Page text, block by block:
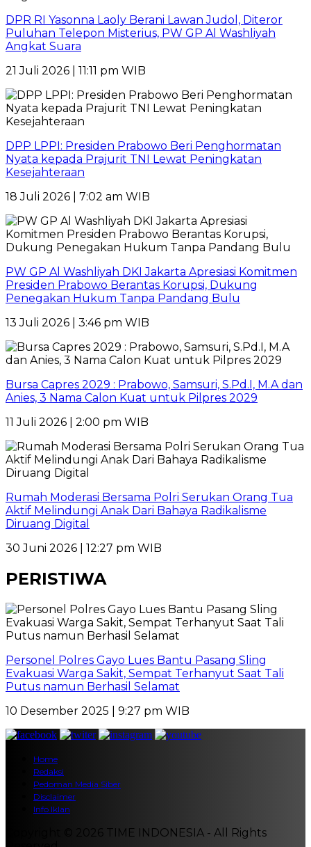
DPR RI Yasonna Laoly Berani Lawan Judol, Diteror
Puluhan Telepon Misterius, PW GP Al Washliyah
Angkat Suara
21 Juli 2026 | 11:11 pm WIB
DPP LPPI: Presiden Prabowo Beri Penghormatan
Nyata kepada Prajurit TNI Lewat Peningkatan
Kesejahteraan
18 Juli 2026 | 7:02 am WIB
PW GP Al Washliyah DKI Jakarta Apresiasi Komitmen
Presiden Prabowo Berantas Korupsi, Dukung
Penegakan Hukum Tanpa Pandang Bulu
13 Juli 2026 | 3:46 pm WIB
Bursa Capres 2029 : Prabowo, Samsuri, S.Pd.I, M.A dan
Anies, 3 Nama Calon Kuat untuk Pilpres 2029
11 Juli 2026 | 2:00 pm WIB
Rumah Moderasi Bersama Polri Serukan Orang Tua
Aktif Melindungi Anak Dari Bahaya Radikalisme
Diruang Digital
30 Juni 2026 | 12:27 pm WIB
PERISTIWA
Personel Polres Gayo Lues Bantu Pasang Sling
Evakuasi Warga Sakit, Sempat Terhanyut Saat Tali
Putus namun Berhasil Selamat
10 Desember 2025 | 9:27 pm WIB
Home
Redaksi
Pedoman Media Siber
Disclaimer
Info Iklan
Copyright © 2026 TIME INDONESIA - All Rights